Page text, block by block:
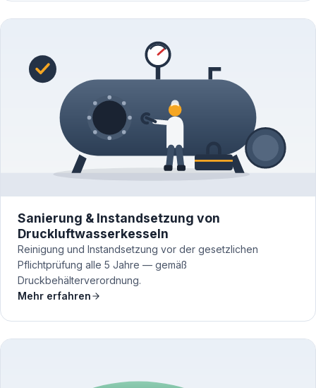
Sanierung & Instandsetzung von
Druckluftwasserkesseln
Reinigung und Instandsetzung vor der gesetzlichen
Pflichtprüfung alle 5 Jahre — gemäß
Druckbehälterverordnung.
Mehr erfahren